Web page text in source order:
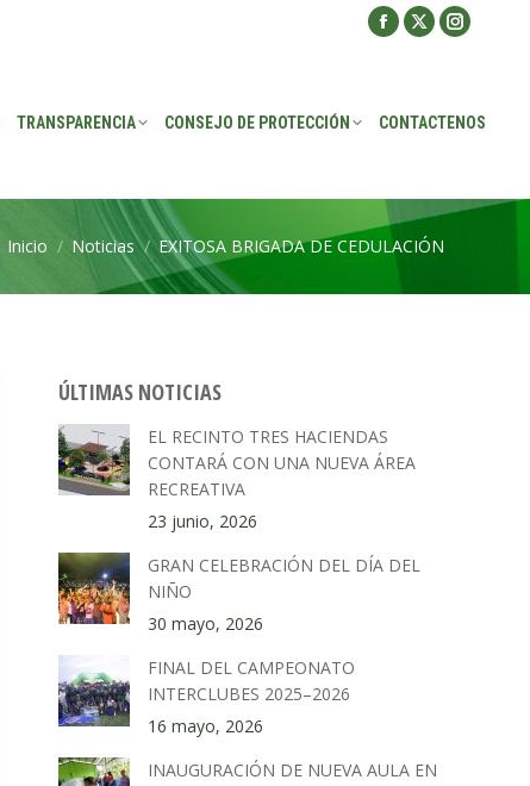
Facebook
in
X
in
in
TRANSPARENCIA CONSEJO DE PROTECCIÓN CONTACTENOS
Estás aquí:
Inicio Noticias EXITOSA BRIGADA DE CEDULACIÓN
ÚLTIMAS NOTICIAS
EL RECINTO TRES HACIENDAS
CONTARÁ CON UNA NUEVA ÁREA
RECREATIVA
23 junio, 2026
GRAN CELEBRACIÓN DEL DÍA DEL
NIÑO
30 mayo, 2026
FINAL DEL CAMPEONATO
INTERCLUBES 2025–2026
16 mayo, 2026
INAUGURACIÓN DE NUEVA AULA EN